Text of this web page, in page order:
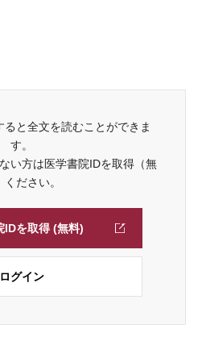
ると全文を読むことができま
す。
い方は医学書院IDを取得（無
ください。
IDを取得 (無料)
ログイン